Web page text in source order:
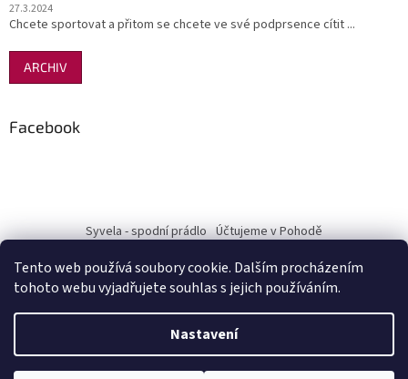
Tento web používá soubory cookie. Dalším procházením
tohoto webu vyjadřujete souhlas s jejich používáním.
Nastavení
27.3.2024
Chcete sportovat a přitom se chcete ve své podprsence cítit ...
ARCHIV
Facebook
Syvela - spodní prádlo Účtujeme v Pohodě